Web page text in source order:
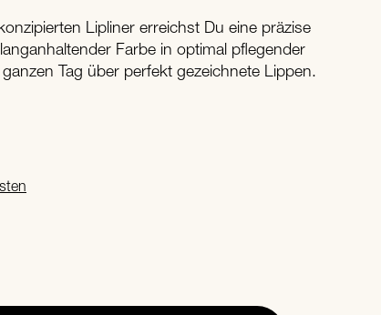
Lipliner erreichst Du eine präzise
Farbe in optimal pflegender
Tag über perfekt gezeichnete Lippen.